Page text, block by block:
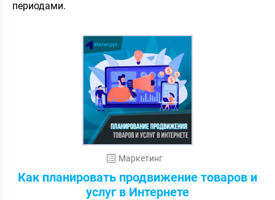
периодами.
Маркетинг
Как планировать продвижение товаров и
услуг в Интернете